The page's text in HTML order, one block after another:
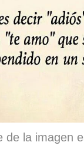
de la imagen